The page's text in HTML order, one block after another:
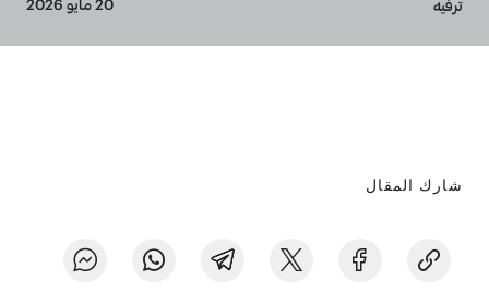
Breadcrumb
ترفيه 20 مايو 2026
شارك المقال